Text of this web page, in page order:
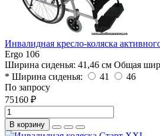
Инвалидная кресло-коляска
Ergo 106
Ширина cиденья: 41,46 см Общая
* Ширина сиденья:
41
46
По запросу
75160 ₽
В корзину